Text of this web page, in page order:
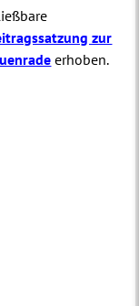
zur
erhoben.